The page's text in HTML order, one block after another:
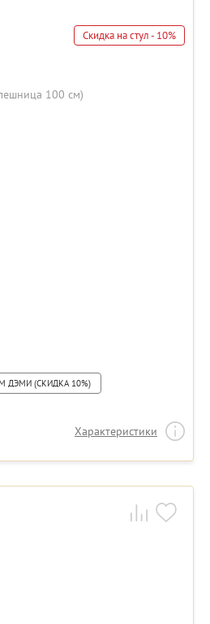
Скидка на стул - 10%
100 см)
ДЭМИ (СКИДКА 10%)
Характеристики